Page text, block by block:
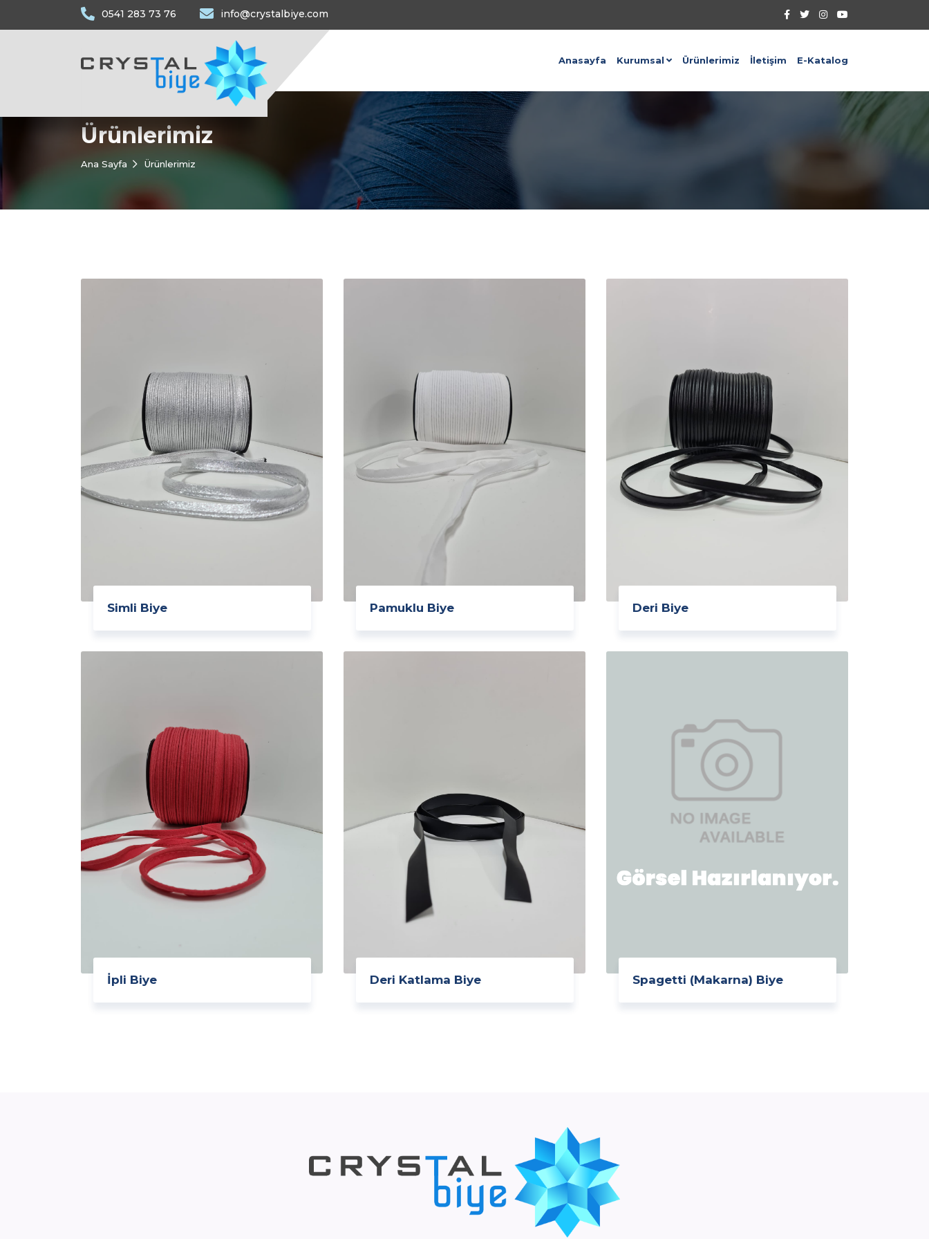
0541 283 73 76 info@crystalbiye.com
Anasayfa Kurumsal Ürünlerimiz İletişim E-Katalog
Ürünlerimiz
Ana Sayfa Ürünlerimiz
Simli Biye Pamuklu Biye Deri Biye
İpli Biye Deri Katlama Biye Spagetti (Makarna) Biye